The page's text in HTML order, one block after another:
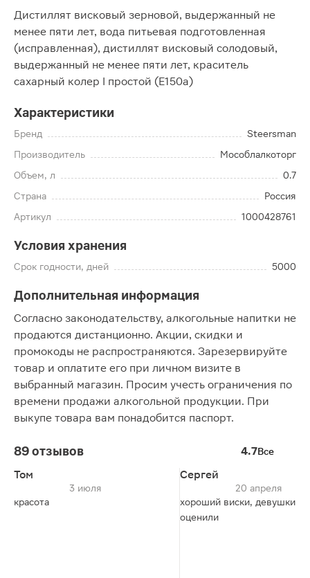
Дистиллят висковый зерновой, выдержанный не
менее пяти лет, вода питьевая подготовленная
(исправленная), дистиллят висковый солодовый,
выдержанный не менее пяти лет, краситель
сахарный колер I простой (Е150а)
Характеристики
Бренд
Steersman
Производитель
Мособлалкоторг
Объем, л
0.7
Страна
Россия
Артикул
1000428761
Условия хранения
Срок годности, дней 5000
Дополнительная информация
Согласно законодательству, алкогольные напитки не
продаются дистанционно. Акции, скидки и
промокоды не распространяются. Зарезервируйте
товар и оплатите его при личном визите в
выбранный магазин. Просим учесть ограничения по
времени продажи алкогольной продукции. При
выкупе товара вам понадобится паспорт.
89 отзывов 4.7Все
Том
3 июля
красота
Сергей
20 апреля
хороший виски, девушки
оценили